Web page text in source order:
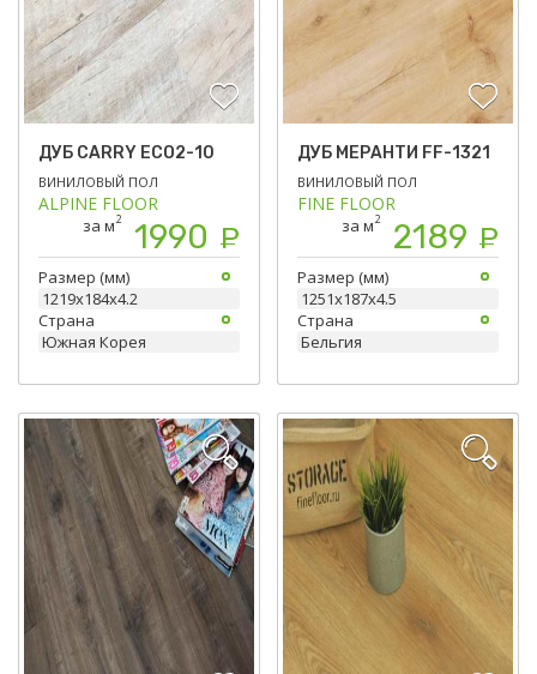
ДУБ CARRY ЕСО2-10
ВИНИЛОВЫЙ ПОЛ
ALPINE FLOOR
за м2 1990 Р
Размер (мм)
1219х184х4.2
Страна
Южная Корея
ДУБ МЕРАНТИ FF-1321
ВИНИЛОВЫЙ ПОЛ
FINE FLOOR
за м2 2189 Р
Размер (мм)
1251х187х4.5
Страна
Бельгия